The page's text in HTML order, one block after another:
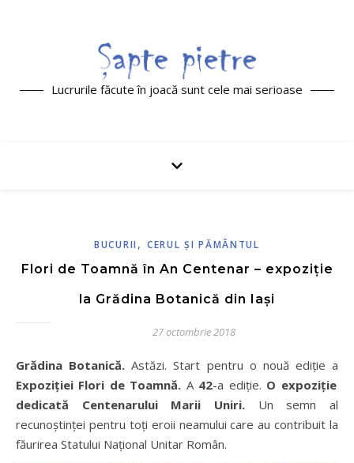
Lucrurile făcute în joacă sunt cele mai serioase
BUCURII , CERUL ŞI PĂMÂNTUL
Flori de Toamnă în An Centenar – expoziție
la Grădina Botanică din Iași
27 octombrie 2018
Grădina Botanică. Astăzi. Start pentru o nouă ediție a
Expoziției Flori de Toamnă. A 42-a ediție. O expoziție
dedicată Centenarului Marii Uniri. Un semn al
recunoștinței pentru toți eroii neamului care au contribuit la
făurirea Statului Național Unitar Român.